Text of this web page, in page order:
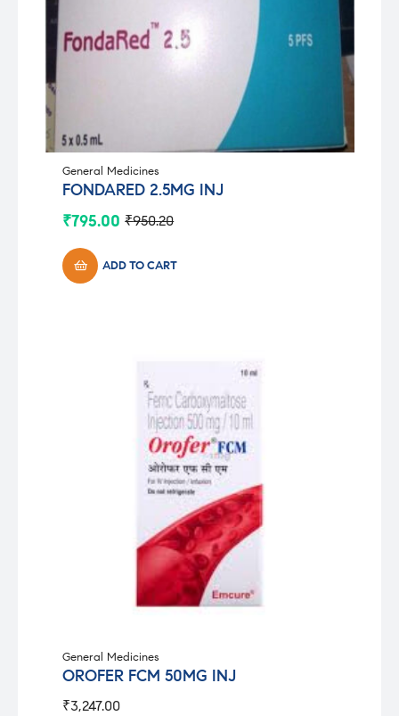
General Medicines
FONDARED 2.5MG INJ
₹950.20
Original
was:
₹950.20.
₹795.00
Current
is:
₹795.00.ADD TO CART
General Medicines
OROFER FCM 50MG INJ
₹3,247.00